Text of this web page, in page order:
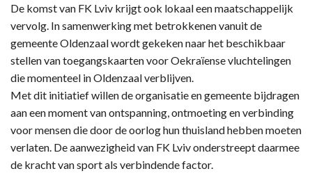
De komst van FK Lviv krijgt ook lokaal een maatschappelijk
vervolg. In samenwerking met betrokkenen vanuit de
gemeente Oldenzaal wordt gekeken naar het beschikbaar
stellen van toegangskaarten voor Oekraïense vluchtelingen
die momenteel in Oldenzaal verblijven.
Met dit initiatief willen de organisatie en gemeente bijdragen
aan een moment van ontspanning, ontmoeting en verbinding
voor mensen die door de oorlog hun thuisland hebben moeten
verlaten. De aanwezigheid van FK Lviv onderstreept daarmee
de kracht van sport als verbindende factor.